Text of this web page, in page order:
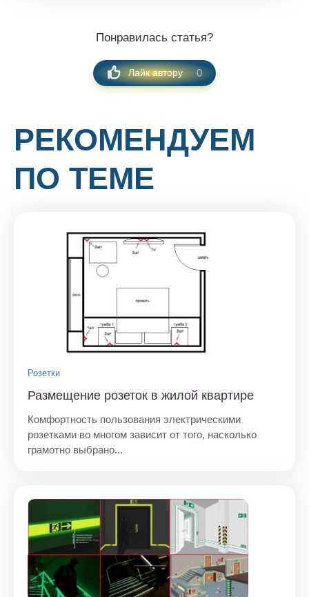
Понравилась статья?
Лайк автору 0
РЕКОМЕНДУЕМ
ПО ТЕМЕ
Розетки
Размещение розеток в жилой квартире
Комфортность пользования электрическими
розетками во многом зависит от того, насколько
грамотно выбрано...